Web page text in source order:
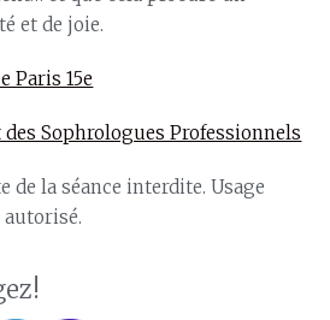
et de joie.
Paris 15e
Sophrologues Professionnels
de la séance interdite. Usage